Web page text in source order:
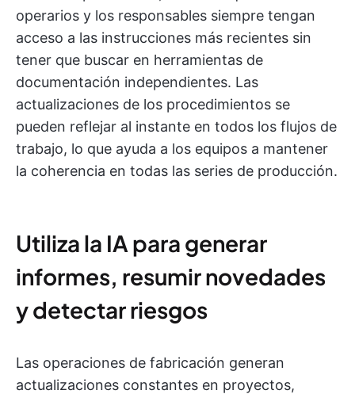
operarios y los responsables siempre tengan
acceso a las instrucciones más recientes sin
tener que buscar en herramientas de
documentación independientes. Las
actualizaciones de los procedimientos se
pueden reflejar al instante en todos los flujos de
trabajo, lo que ayuda a los equipos a mantener
la coherencia en todas las series de producción.
Utiliza la IA para generar
informes, resumir novedades
y detectar riesgos
Las operaciones de fabricación generan
actualizaciones constantes en proyectos,